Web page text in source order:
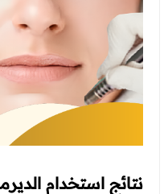
نتائج استخدام